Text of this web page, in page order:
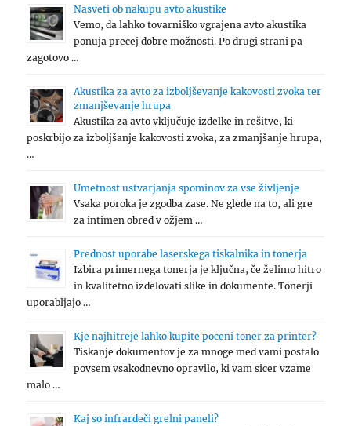
Nasveti ob nakupu avto akustike
Vemo, da lahko tovarniško vgrajena avto akustika
ponuja precej dobre možnosti. Po drugi strani pa
zagotovo …
Akustika za avto za izboljševanje kakovosti zvoka ter
zmanjševanje hrupa
Akustika za avto vključuje izdelke in rešitve, ki
poskrbijo za izboljšanje kakovosti zvoka, za zmanjšanje hrupa,
…
Umetnost ustvarjanja spominov za vse življenje
Vsaka poroka je zgodba zase. Ne glede na to, ali gre
za intimen obred v ožjem …
Prednost uporabe laserskega tiskalnika in tonerja
Izbira primernega tonerja je ključna, če želimo hitro
in kvalitetno izdelovati slike in dokumente. Tonerji
uporabljajo …
Kje najhitreje lahko kupite poceni toner za printer?
Tiskanje dokumentov je za mnoge med vami postalo
povsem vsakodnevno opravilo, ki vam sicer vzame
malo …
Kaj so infrardeči grelni paneli?